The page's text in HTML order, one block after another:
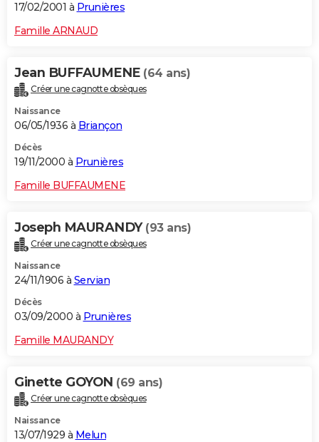
17/02/2001 à Prunières
Famille ARNAUD
Jean BUFFAUMENE (64 ans)
Créer une cagnotte obsèques
Naissance
06/05/1936 à Briançon
Décès
19/11/2000 à Prunières
Famille BUFFAUMENE
Joseph MAURANDY (93 ans)
Créer une cagnotte obsèques
Naissance
24/11/1906 à Servian
Décès
03/09/2000 à Prunières
Famille MAURANDY
Ginette GOYON (69 ans)
Créer une cagnotte obsèques
Naissance
13/07/1929 à Melun